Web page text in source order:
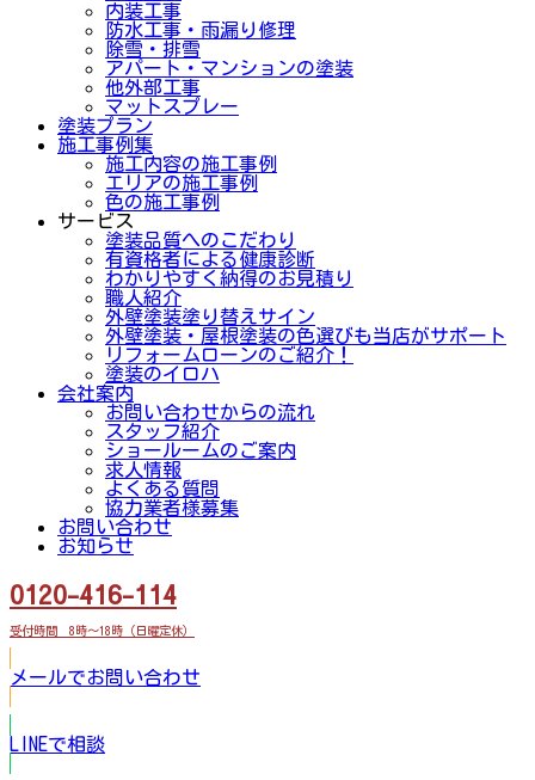
内装工事
防水工事・雨漏り修理
除雪・排雪
アパート・マンションの塗装
他外部工事
マットスプレー
塗装プラン
施工事例集
施工内容の施工事例
エリアの施工事例
色の施工事例
サービス
塗装品質へのこだわり
有資格者による健康診断
わかりやすく納得のお見積り
職人紹介
外壁塗装塗り替えサイン
外壁塗装・屋根塗装の色選びも当店がサポート
リフォームローンのご紹介！
塗装のイロハ
会社案内
お問い合わせからの流れ
スタッフ紹介
ショールームのご案内
求人情報
よくある質問
協力業者様募集
お問い合わせ
お知らせ
0120-416-114
受付時間 8時～18時（日曜定休）
メールでお問い合わせ
LINEで相談